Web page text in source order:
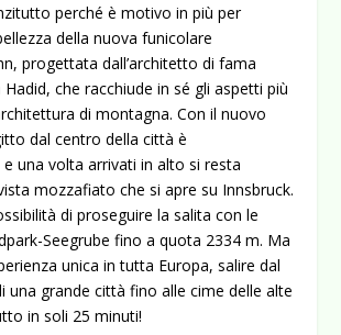
perché è motivo in più per
della nuova funicolare
progettata dall’architetto di fama
che racchiude in sé gli aspetti più
di montagna. Con il nuovo
dal centro della città è
una volta arrivati in alto si resta
mozzafiato che si apre su Innsbruck.
di proseguire la salita con le
Seegrube fino a quota 2334 m. Ma
unica in tutta Europa, salire dal
una grande città fino alle cime delle alte
in soli 25 minuti!